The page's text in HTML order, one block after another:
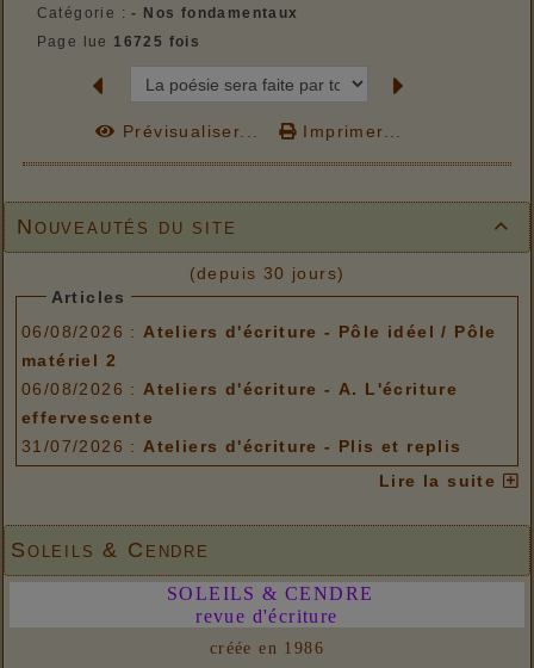

Nouveautés du site
(depuis 30 jours)
Articles
06/08/2026 : Ateliers d'écriture - Pôle idéel / Pôle
matériel 2
06/08/2026 : Ateliers d'écriture - A. L'écriture
effervescente
31/07/2026 : Ateliers d'écriture - Plis et replis
matériel 2
31/07/2026 :Ateliers d'écriture - Plis et replis
Lire la suite
Soleils & Cendre
SOLEILS & CENDRE
revue d'écriture
créée en 1986
Catégorie :- Nos fondamentaux
Page lue 16725 fois
Prévisualiser... Imprimer...